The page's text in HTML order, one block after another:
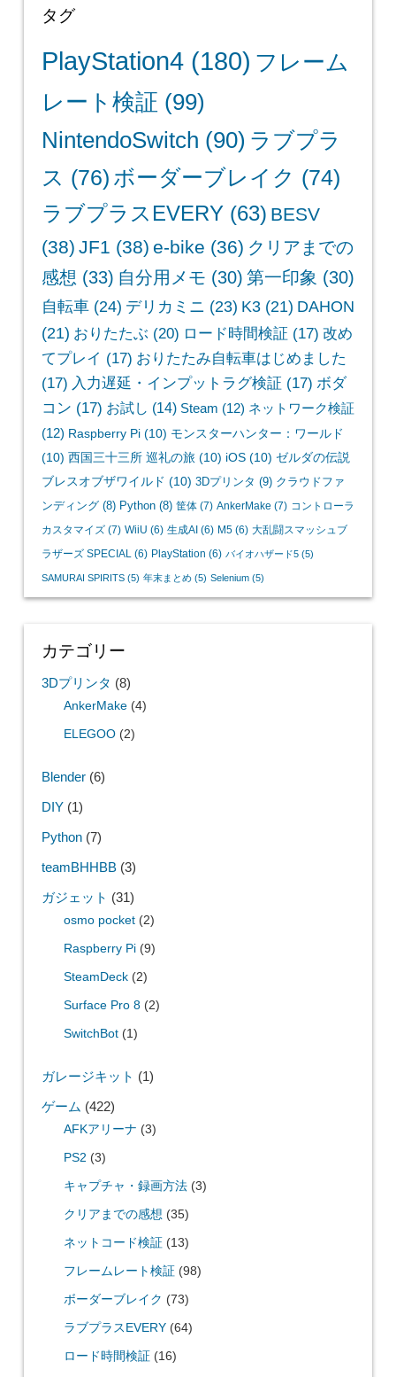
タグ
PlayStation4(180) フレーム
レート検証 (99)
NintendoSwitch (90) ラブプラ
ス (76) ボーダーブレイク (74)
ラブプラスEVERY(63) BESV
(38) JF1 (38) e-bike (36) クリアまでの
感想 (33) 自分用メモ (30) 第一印象 (30)
自転車(24) デリカミニ (23) K3(21) DAHON
(21) おりたたぶ (20) ロード時間検証 (17) 改め
てプレイ (17) おりたたみ自転車はじめました
(17) 入力遅延・インプットラグ検証 (17) ボダ
コン (17) お試し (14) Steam (12) ネットワーク検証
(12) Raspberry Pi(10) モンスターハンター：ワールド
(10) 西国三十三所 巡礼の旅(10) iOS(10) ゼルダの伝説
ブレスオブザワイルド (10) 3Dプリンタ (9) クラウドファ
ンディング(8) Python(8) 筐体(7) AnkerMake (7) コントローラ
カスタマイズ(7) WiiU (6) 生成AI (6) M5(6) 大乱闘スマッシュブ
ラザーズ SPECIAL (6) PlayStation (6) バイオハザード5(5)
SAMURAI SPIRITS(5) 年末まとめ(5) Selenium(5)
カテゴリー
3Dプリンタ (8)
AnkerMake(4)
ELEGOO(2)
Blender(6)
DIY(1)
Python(7)
teamBHHBB(3)
ガジェット (31)
osmo pocket(2)
Raspberry Pi(9)
SteamDeck(2)
Surface Pro 8(2)
SwitchBot(1)
ガレージキット (1)
ゲーム (422)
AFKアリーナ (3)
PS2 (3)
キャプチャ・録画方法(3)
クリアまでの感想 (35)
ネットコード検証 (13)
フレームレート検証 (98)
ボーダーブレイク (73)
ラブプラスEVERY(64)
ロード時間検証 (16)